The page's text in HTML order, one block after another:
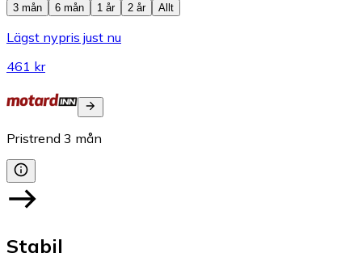
3 mån
6 mån 1 år 2 år Allt
Lägst nypris just nu
461 kr
Pristrend 3 mån
Stabil